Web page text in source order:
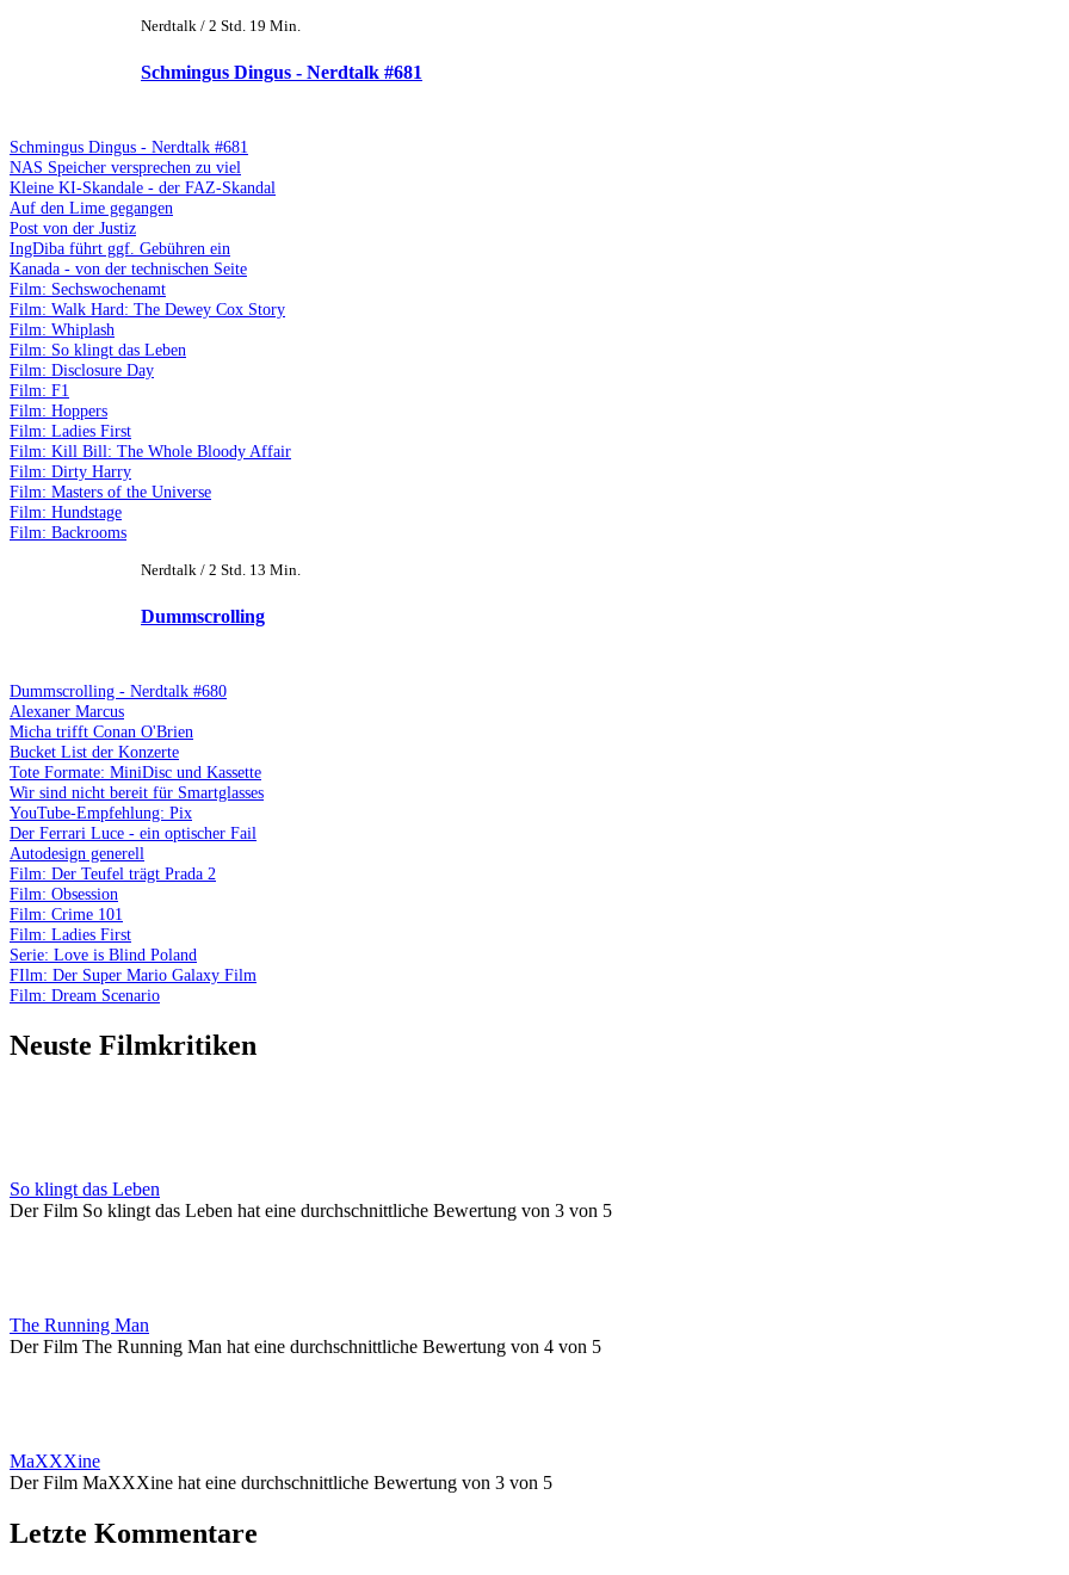
Nerdtalk / 2 Std. 19 Min.
Schmingus Dingus - Nerdtalk #681
Schmingus Dingus - Nerdtalk #681
NAS Speicher versprechen zu viel
Kleine KI-Skandale - der FAZ-Skandal
Auf den Lime gegangen
Post von der Justiz
IngDiba führt ggf. Gebühren ein
Kanada - von der technischen Seite
Film: Sechswochenamt
Film: Walk Hard: The Dewey Cox Story
Film: Whiplash
Film: So klingt das Leben
Film: Disclosure Day
Film: F1
Film: Hoppers
Film: Ladies First
Film: Kill Bill: The Whole Bloody Affair
Film: Dirty Harry
Film: Masters of the Universe
Film: Hundstage
Film: Backrooms
Nerdtalk / 2 Std. 13 Min.
Dummscrolling
Dummscrolling - Nerdtalk #680
Alexaner Marcus
Micha trifft Conan O'Brien
Bucket List der Konzerte
Tote Formate: MiniDisc und Kassette
Wir sind nicht bereit für Smartglasses
YouTube-Empfehlung: Pix
Der Ferrari Luce - ein optischer Fail
Autodesign generell
Film: Der Teufel trägt Prada 2
Film: Obsession
Film: Crime 101
Film: Ladies First
Serie: Love is Blind Poland
FIlm: Der Super Mario Galaxy Film
Film: Dream Scenario
Neuste Filmkritiken
So klingt das Leben
Der Film So klingt das Leben hat eine durchschnittliche Bewertung von 3 von 5
The Running Man
Der Film The Running Man hat eine durchschnittliche Bewertung von 4 von 5
MaXXXine
Der Film MaXXXine hat eine durchschnittliche Bewertung von 3 von 5
Letzte Kommentare